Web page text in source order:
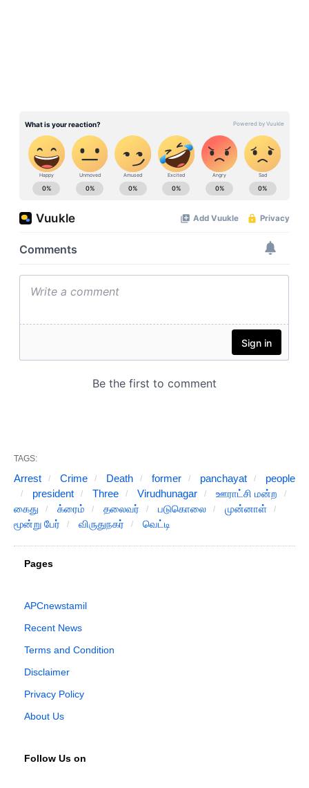
TAGS:
Arrest Crime Death former panchayat
people
president
Three Virudhunagar
ஊராட்சி மன்ற
கைது
க்ரைம் தலைவர் படுகொலை
முன்னாள்
மூன்று பேர்
விருதுநகர் வெட்டி
Pages
APCnewstamil
Recent News
Terms and Condition
Disclaimer
Privacy Policy
About Us
Follow Us on